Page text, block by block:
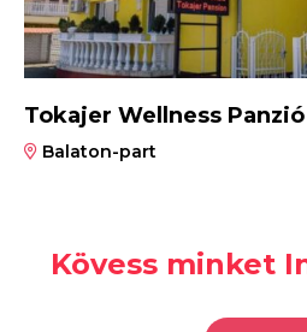
Tokajer Wellness
Balaton-part
Kövess minket